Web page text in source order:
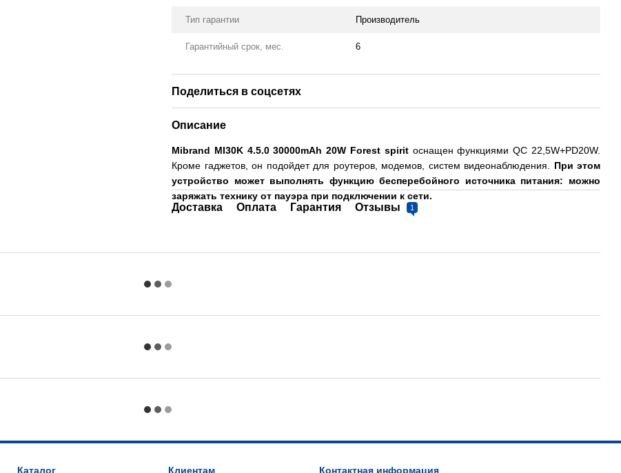
Тип гарантии Производитель
Гарантийный срок, мес. 6
Поделиться в соцсетях
Описание
Mibrand MI30K 4.5.0 30000mAh 20W Forest spirit оснащен функциями QC 22,5W+PD20W.
Кроме гаджетов, он подойдет для роутеров, модемов, систем видеонаблюдения. При этом
устройство может выполнять функцию бесперебойного источника питания: можно
заряжать технику от пауэра при подключении к сети.
Доставка Оплата Гарантия Отзывы 1
Каталог Клиентам Контактная информация